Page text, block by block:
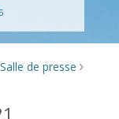
Salle de presse >